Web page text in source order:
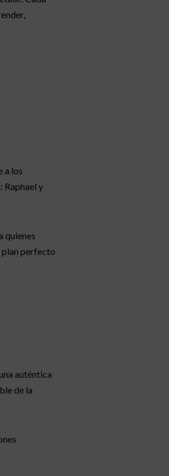
a los
Raphael y
quienes
plan perfecto
auténtica
de la